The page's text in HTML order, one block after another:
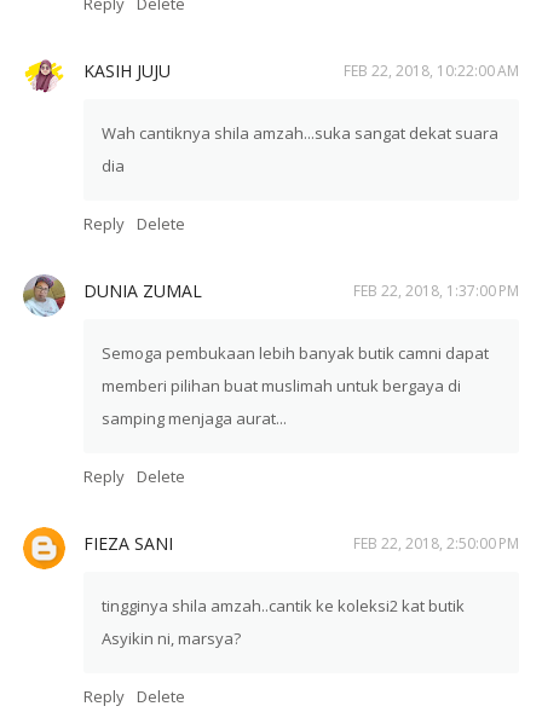
KASIH JUJU FEB 22, 2018, 10:22:00 AM
Wah cantiknya shila amzah...suka sangat dekat suara
dia
Reply Delete
DUNIA ZUMAL FEB 22, 2018, 1:37:00 PM
Semoga pembukaan lebih banyak butik camni dapat
memberi pilihan buat muslimah untuk bergaya di
samping menjaga aurat...
Reply Delete
FIEZA SANI FEB 22, 2018, 2:50:00 PM
tingginya shila amzah..cantik ke koleksi2 kat butik
Asyikin ni, marsya?
Reply Delete